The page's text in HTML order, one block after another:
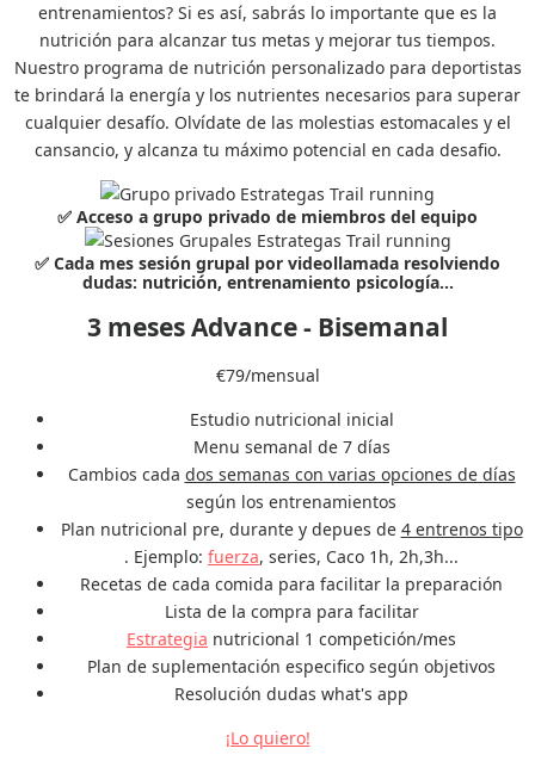
entrenamientos? Si es así, sabrás lo importante que es la
nutrición para alcanzar tus metas y mejorar tus tiempos.
Nuestro programa de nutrición personalizado para deportistas
te brindará la energía y los nutrientes necesarios para superar
cualquier desafío. Olvídate de las molestias estomacales y el
cansancio, y alcanza tu máximo potencial en cada desafio.
✅ Acceso a grupo privado de miembros del equipo
✅ Cada mes sesión grupal por videollamada resolviendo
dudas: nutrición, entrenamiento psicología...
3 meses Advance - Bisemanal
€79/mensual
Estudio nutricional inicial
Menu semanal de 7 días
Cambios cada dos semanas con varias opciones de días
según los entrenamientos
Plan nutricional pre, durante y depues de 4 entrenos tipo
. Ejemplo: fuerza, series, Caco 1h, 2h,3h...
Recetas de cada comida para facilitar la preparación
Lista de la compra para facilitar
Estrategia nutricional 1 competición/mes
Plan de suplementación especifico según objetivos
Resolución dudas what's app
¡Lo quiero!